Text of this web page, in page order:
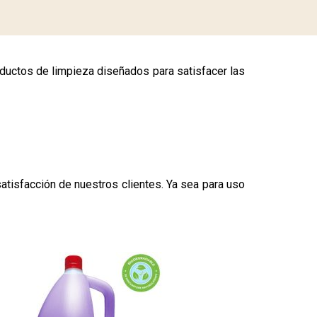
de limpieza diseñados para satisfacer las
de nuestros clientes. Ya sea para uso